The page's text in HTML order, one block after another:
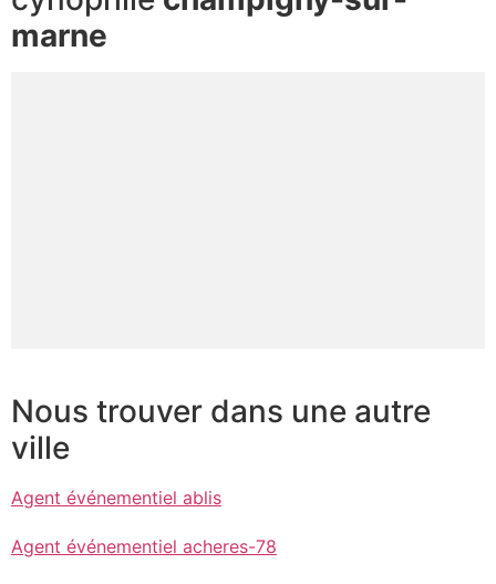
marne
Nous trouver dans une autre
ville
Agent événementiel ablis
Agent événementiel acheres-78